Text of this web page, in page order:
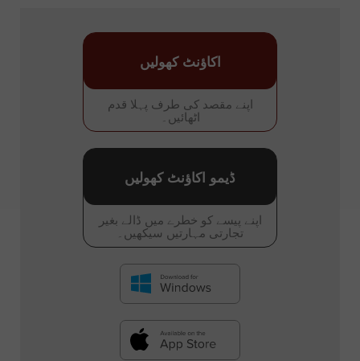
اپنے مقصد کی طرف پہلا قدم
اٹھائیں۔
اکاؤنٹ کھولیں
اپنے پیسے کو خطرے میں ڈالے بغیر
تجارتی مہارتیں سیکھیں۔
ڈیمو اکاؤنٹ کھولیں